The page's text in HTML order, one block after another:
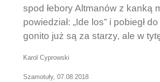
spod łebory Altmanów z kanką
powiedział: „Ide los” i pobiegł
gonito już są za starzy, ale w
Karol Cyprowski
Szamotuły, 07.08.2018